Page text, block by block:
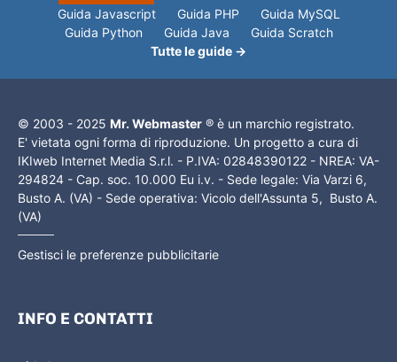
Guida Javascript
Guida PHP
Guida MySQL
Guida Python
Guida Java
Guida Scratch
Tutte le guide →
© 2003 - 2025 Mr. Webmaster ® è un marchio registrato.
E' vietata ogni forma di riproduzione. Un progetto a cura di
IKIweb Internet Media S.r.l. - P.IVA: 02848390122 - NREA: VA-
294824 - Cap. soc. 10.000 Eu i.v. - Sede legale: Via Varzi 6,
Busto A. (VA) - Sede operativa: Vicolo dell'Assunta 5, Busto A.
(VA)
Gestisci le preferenze pubblicitarie
INFO E CONTATTI